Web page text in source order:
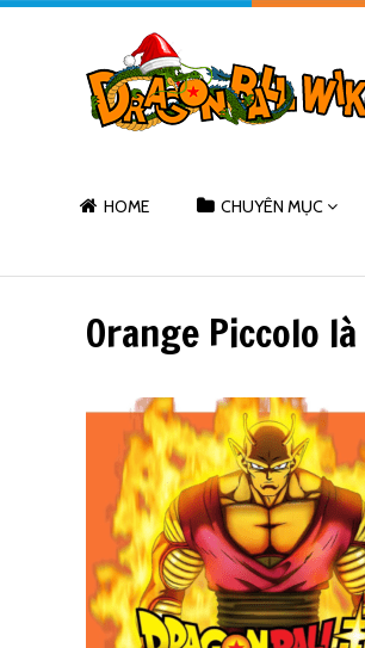
HOME CHUYÊN MỤC
Orange Piccolo